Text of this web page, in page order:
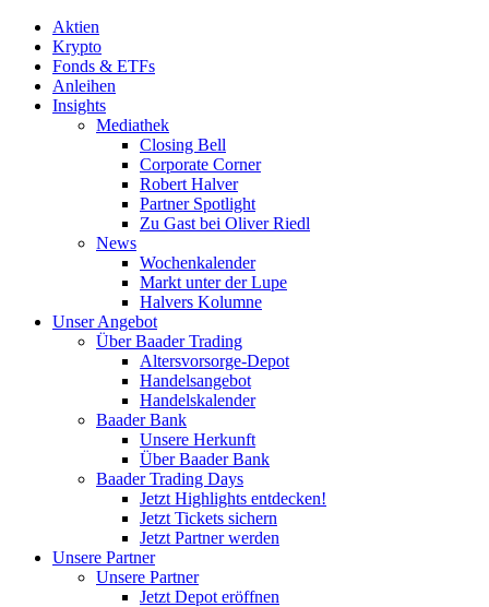
Aktien
Krypto
Fonds & ETFs
Anleihen
Insights
Mediathek
Closing Bell
Corporate Corner
Robert Halver
Partner Spotlight
Zu Gast bei Oliver Riedl
News
Wochenkalender
Markt unter der Lupe
Halvers Kolumne
Unser Angebot
Über Baader Trading
Altersvorsorge-Depot
Handelsangebot
Handelskalender
Baader Bank
Unsere Herkunft
Über Baader Bank
Baader Trading Days
Jetzt Highlights entdecken!
Jetzt Tickets sichern
Jetzt Partner werden
Unsere Partner
Unsere Partner
Jetzt Depot eröffnen